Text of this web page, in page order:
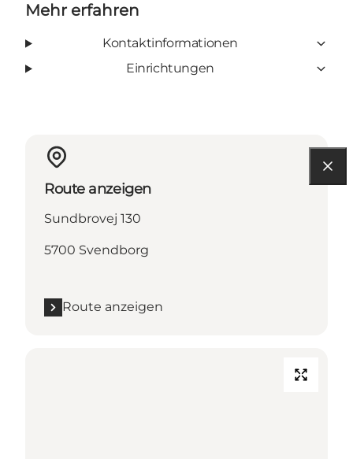
Mehr erfahren
Kontaktinformationen
Einrichtungen
Route anzeigen
Sundbrovej 130
5700 Svendborg
Route anzeigen